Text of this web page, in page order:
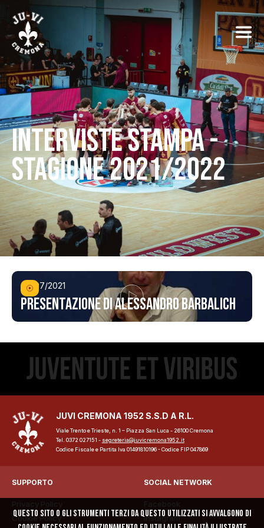
INTERVISTE STAMPA -
STAGIONE 2021/2022
Storia
Squadra 25/26
Organigramma
06/07/2021
Presentazione di Alessandro Barbalich
JUVI CREMONA 1952 S.S.D A R.L.
Viale Trento e Trieste, n. 1 – Piazza San Luca - 26100 Cremona
Tel. 0372 027151 - segreteria@juvicremona1952.it
Codice Fiscale e Partita Iva 01491810196 - Codice FIP 047869
SUPPORTO
Cookie Policy
SOCIAL NETWORK
Instagram
Questo sito o gli strumenti terzi da questo utilizzati si avvalgono di